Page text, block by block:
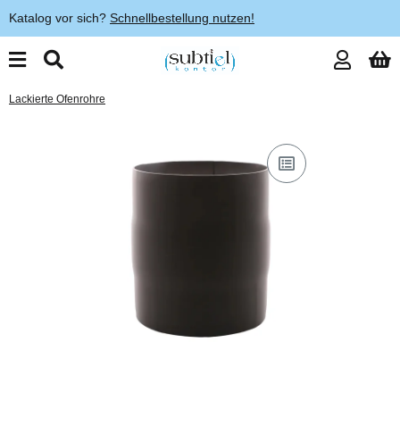
Katalog vor sich? Schnellbestellung nutzen!
Lackierte Ofenrohre